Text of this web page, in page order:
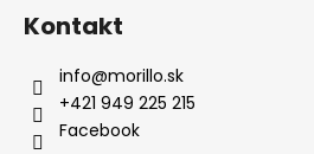
Kontakt
info@morillo.sk
+421 949 225 215
Facebook